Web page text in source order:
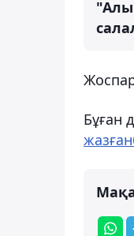
Бұған